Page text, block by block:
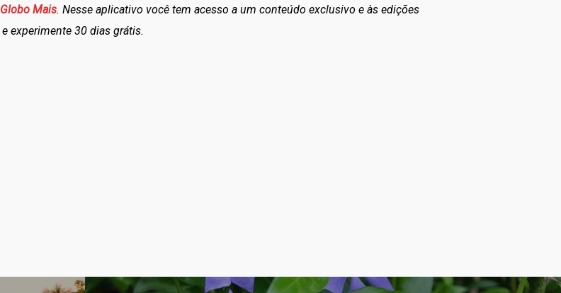
Globo Mais. Nesse aplicativo você tem acesso a um conteúdo exclusivo e às edições
e experimente 30 dias grátis.